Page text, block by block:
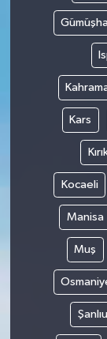
Kars
Kocaeli
Manisa
Muş